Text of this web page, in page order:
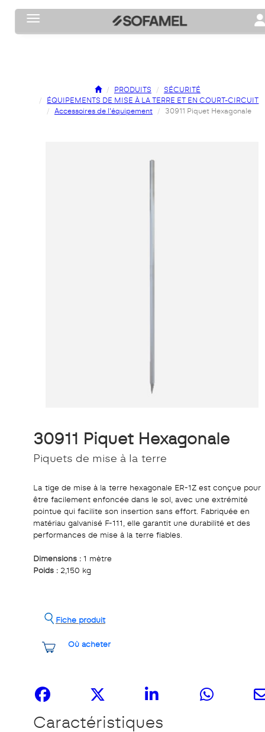
Toggle navigation
PRODUITS
SÉCURITÉ
ÉQUIPEMENTS DE MISE À LA TERRE ET EN COURT-CIRCUIT
Accessoires de l'équipement
30911 Piquet Hexagonale
30911 Piquet Hexagonale
Piquets de mise à la terre
La tige de mise à la terre hexagonale ER-1Z est conçue pour
être facilement enfoncée dans le sol, avec une extrémité
pointue qui facilite son insertion sans effort. Fabriquée en
matériau galvanisé F-111, elle garantit une durabilité et des
performances de mise à la terre fiables.
Dimensions :1 mètre
Poids :2,150 kg
Où acheter
Fiche produit
Caractéristiques